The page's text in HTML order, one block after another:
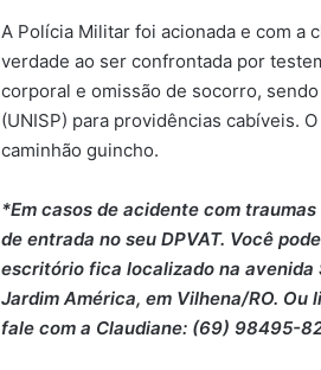
A Polícia Militar foi acionada e com a
verdade ao ser confrontada por
corporal e omissão de socorro,
(UNISP) para providências cabíveis.
caminhão guincho.
*Em casos de acidente com
de entrada no seu DPVAT. Você
escritório fica localizado na avenida
Jardim América, em Vilhena/RO.
fale com a Claudiane: (69) 98495-